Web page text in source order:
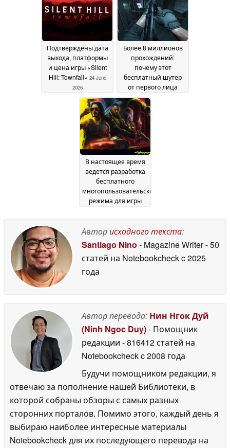
26 June 2026
Подтверждены дата
выхода, платформы
и цена игры «Silent
Hill: Townfall» 24 June
2026
Более 8 миллионов
прохождений:
почему этот
бесплатный шутер
от первого лица
сейчас набирает
огромную
популярность
2026
В настоящее время
ведется разработка
бесплатного
многопользовательского
режима для игры
создания
собственных
серверов и боевых
действий на
транспортных
средствах
Авторисходного текста:
Santiago Nino - Magazine Writer- 50
статей на Notebookcheckc 2025
года
Автор перевода: Нин Нгок Дуй
(Ninh Ngoc Duy)- Помощник
редакции - 816412 статей на
Notebookcheckc 2008 года
Будучи помощником редакции, я
отвечаю за пополнение нашей Библиотеки, в
которой собраны обзоры с самых разных
сторонних порталов. Помимо этого, каждый день я
выбираю наиболее интересные материалы
Notebookcheck для их последующего перевода на